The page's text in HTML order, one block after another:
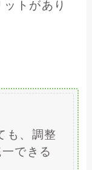
トがあり
も、調整
できる